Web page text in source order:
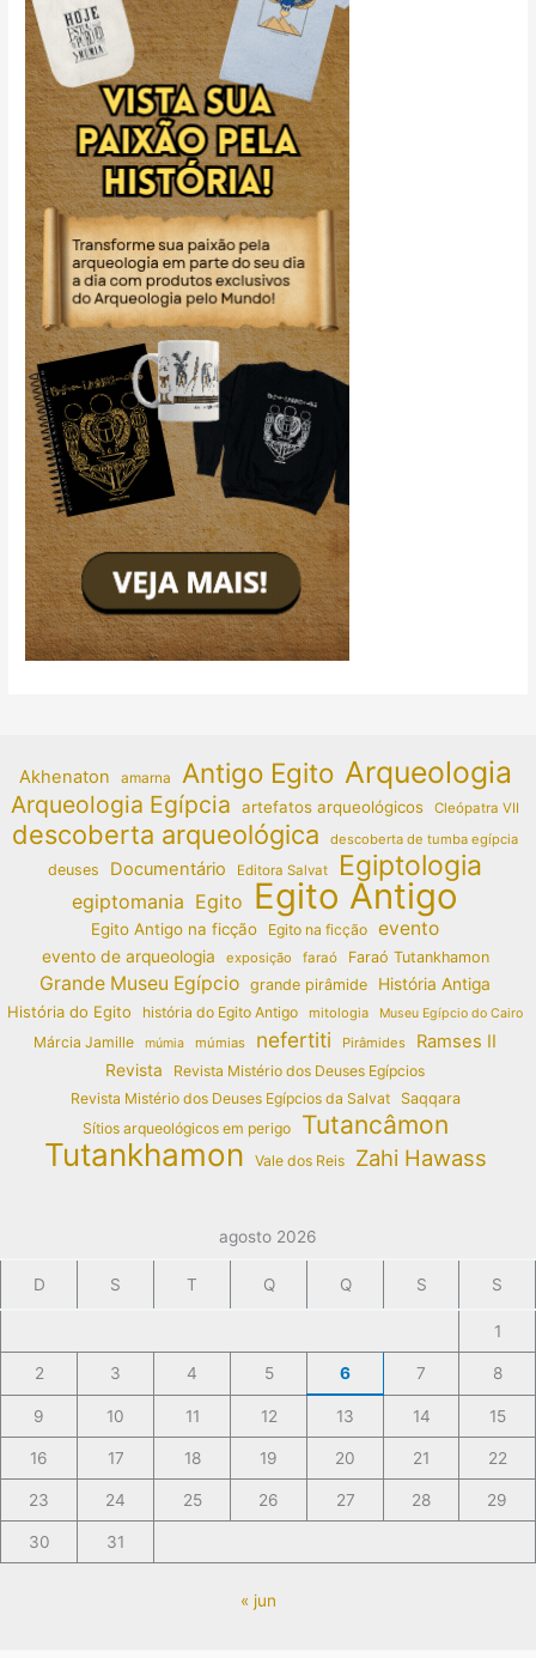
Akhenaton amarna Antigo Egito Arqueologia
Arqueologia Egípcia artefatos arqueológicos Cleópatra VII
descoberta arqueológica descoberta de tumba egípcia
deuses Documentário Editora Salvat Egiptologia
egiptomania Egito Egito Antigo
Egito Antigo na ficção Egito na ficção evento
evento de arqueologia exposição faraó Faraó Tutankhamon
Grande Museu Egípcio grande pirâmide
História Antiga
História do Egito
história do Egito Antigo mitologia Museu Egípcio do Cairo
Márcia Jamille múmia múmias nefertiti Pirâmides Ramses II
Revista
Revista Mistério dos Deuses Egípcios
Revista Mistério dos Deuses Egípcios da Salvat
Saqqara
Sítios arqueológicos em perigo
Tutancâmon
Tutankhamon Vale dos Reis Zahi Hawass
agosto 2026
D S T Q Q S S
1
2 3 4 5 6 7 8
9 10 11 12 13 14 15
16 17 18 19 20 21 22
23 24 25 26 27 28 29
30 31
« jun